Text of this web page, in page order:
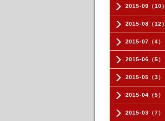
2015-09（10）
2015-08（12）
2015-07（4）
2015-06（5）
2015-05（3）
2015-04（5）
2015-03（7）